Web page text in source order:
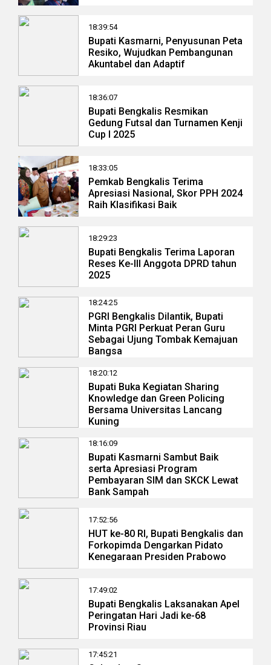
18:39:54
Bupati Kasmarni, Penyusunan Peta
Resiko, Wujudkan Pembangunan
Akuntabel dan Adaptif
18:36:07
Bupati Bengkalis Resmikan
Gedung Futsal dan Turnamen Kenji
Cup I 2025
18:33:05
Pemkab Bengkalis Terima
Apresiasi Nasional, Skor PPH 2024
Raih Klasifikasi Baik
18:29:23
Bupati Bengkalis Terima Laporan
Reses Ke-III Anggota DPRD tahun
2025
18:24:25
PGRI Bengkalis Dilantik, Bupati
Minta PGRI Perkuat Peran Guru
Sebagai Ujung Tombak Kemajuan
Bangsa
18:20:12
Bupati Buka Kegiatan Sharing
Knowledge dan Green Policing
Bersama Universitas Lancang
Kuning
18:16:09
Bupati Kasmarni Sambut Baik
serta Apresiasi Program
Pembayaran SIM dan SKCK Lewat
Bank Sampah
17:52:56
HUT ke-80 RI, Bupati Bengkalis dan
Forkopimda Dengarkan Pidato
Kenegaraan Presiden Prabowo
17:49:02
Bupati Bengkalis Laksanakan Apel
Peringatan Hari Jadi ke-68
Provinsi Riau
17:45:21